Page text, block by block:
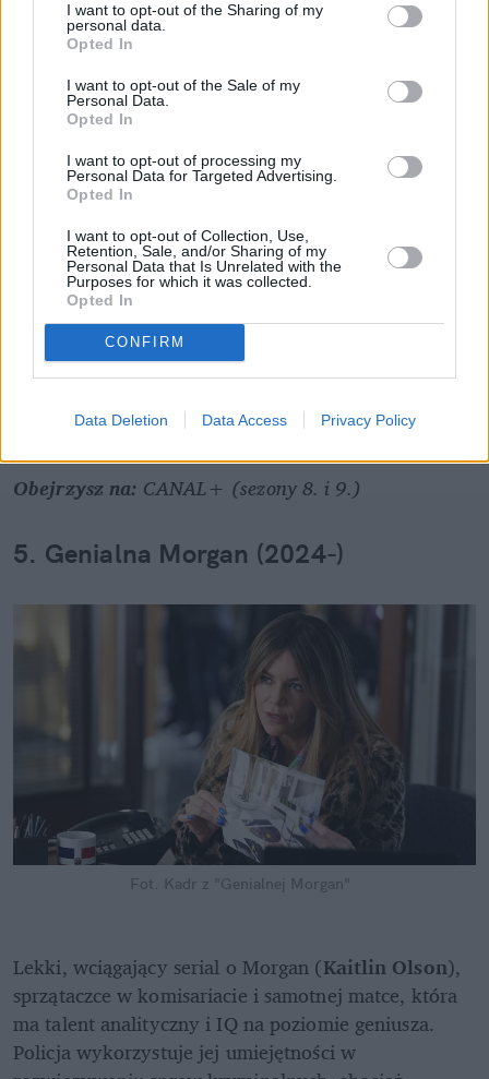
I want to opt-out of the Sharing of my
personal data.
Opted In
I want to opt-out of the Sale of my
Personal Data.
Opted In
I want to opt-out of processing my
Personal Data for Targeted Advertising.
Opted In
I want to opt-out of Collection, Use,
Retention, Sale, and/or Sharing of my
Personal Data that Is Unrelated with the
Purposes for which it was collected.
Opted In
CONFIRM
Data Deletion Data Access Privacy Policy
Fot. Kadr z "Grantchester"
I znowu duchowny (chociaż tym razem anglikański
pastor), który rozwiązuje sprawy morderstw w
latach 50. w sielskim angielskim miasteczku. Wikary
Sidney (James Norton z "Małych kobietek"), a
Toma Brittneya i Rishiego Naira), działają u boku
zgorzkniałego inspektora policji i prowadzą kolejne
śledztwa. Klimatyczne, ciepłe, z nutką moralności i
mnóstwem trupów w zadbanych angielskich
Obejrzysz na: CANAL+ (sezony 8. i 9.)
5. Genialna Morgan (2024-)
Fot. Kadr z "Genialnej Morgan"
Lekki, wciągający serial o Morgan (Kaitlin Olson),
sprzątaczce w komisariacie i samotnej matce, która
ma talent analityczny i IQ na poziomie geniusza.
Policja wykorzystuje jej umiejętności w